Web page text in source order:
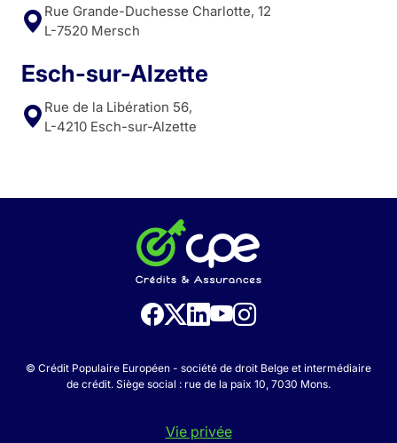
Rue Grande-Duchesse Charlotte, 12
L-7520 Mersch
Esch-sur-Alzette
Rue de la Libération 56,
L-4210 Esch-sur-Alzette
© Crédit Populaire Européen - société de droit Belge et intermédiaire
de crédit. Siège social : rue de la paix 10, 7030 Mons.
Vie privée